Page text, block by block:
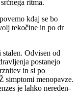
ritma.
kdaj se bo
tekočine in po dr
stalen. Odvisen od
postanejo
in si po
simptomi menopavze.
je lahko nereden-